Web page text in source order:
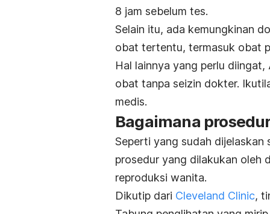
8 jam sebelum tes.
Selain itu, ada kemungkinan
obat tertentu, termasuk obat
Hal lainnya yang perlu
obat tanpa seizin dokter.
medis.
Bagaimana
Seperti yang sudah
prosedur yang dilakukan oleh
reproduksi wanita.
Dikutip dari Cleveland Clinic,